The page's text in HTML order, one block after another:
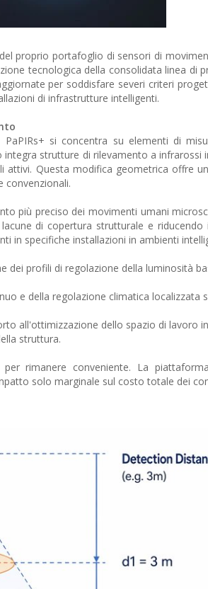
proprio portafoglio di sensori di
tecnologica della consolidata linea di
per soddisfare severi criteri
di infrastrutture intelligenti.
si concentra su elementi di
strutture di rilevamento a infrarossi
attivi. Questa modifica geometrica offre
convenzionali.
più preciso dei movimenti umani
di copertura strutturale e riducendo
in specifiche installazioni in ambienti
dei profili di regolazione della luminosità
e della regolazione climatica localizzata
all'ottimizzazione dello spazio di lavoro
struttura.
rimanere conveniente. La
solo marginale sul costo totale dei